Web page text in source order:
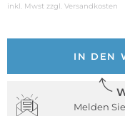
inkl. Mwst zzgl. Versandkosten
IN DEN
Melden